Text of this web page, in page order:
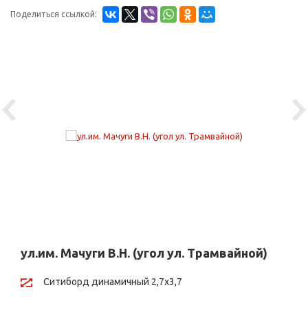
Поделиться ссылкой:
Previous
ул.им. Мачуги В.Н. (угол ул. Трамвайной)
Ситиборд динамичный 2,7х3,7